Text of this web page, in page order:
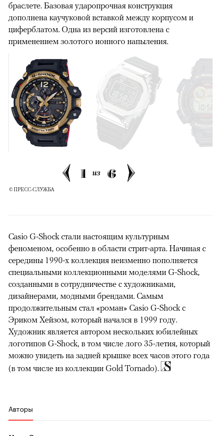
браслете. Базовая ударопрочная конструкция
дополнена каучуковой вставкой между корпусом и
циферблатом. Одна из версий изготовлена с
применением золотого ионного напыления.
1 из 6
© ПРЕСС-СЛУЖБА
Casio G-Shock стали настоящим культурным
феноменом, особенно в области стрит-арта. Начиная с
середины 1990-х коллекция неизменно пополняется
специальными коллекционными моделями G-Shock,
созданными в сотрудничестве с художниками,
дизайнерами, модными брендами. Самым
продолжительным стал «роман» Casio G-Shock с
Эриком Хейзом, который начался в 1999 году.
Художник является автором нескольких юбилейных
логотипов G-Shock, в том числе лого 35-летия, который
можно увидеть на задней крышке всех часов этого года
(в том числе из коллекции Gold Tornado).
Авторы